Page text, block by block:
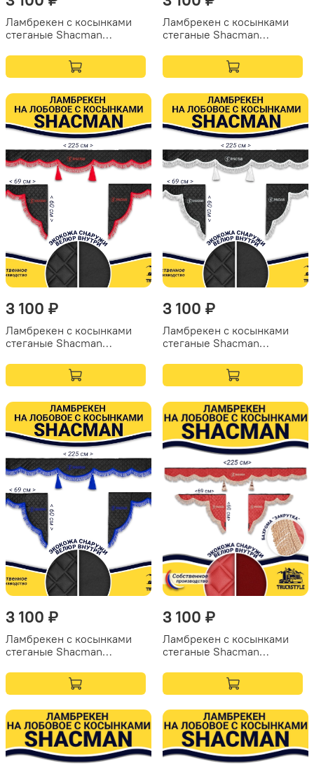
Ламбрекен с косынками
стеганые Shacman
бежевые кисточки)
Ламбрекен с косынками
стеганые Shacman
коричневые кисточки)
3 100 ₽
Ламбрекен с косынками
стеганые Shacman
лапша)
3 100 ₽
Ламбрекен с косынками
стеганые Shacman
лапша)
3 100 ₽
Ламбрекен с косынками
стеганые Shacman
лапша)
3 100 ₽
Ламбрекен с косынками
стеганые Shacman
бежевая бахрома
"закрутка")